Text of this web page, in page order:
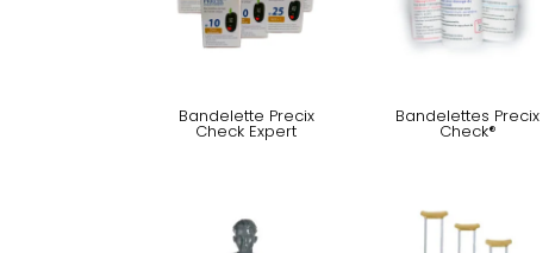
Bandelette Precix
Check Expert
Bandelettes Precix
Check®